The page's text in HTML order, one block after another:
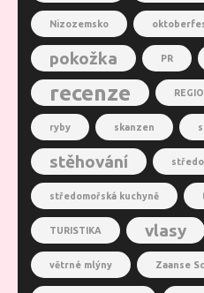
Nizozemsko
pokožka PR
recenze
ryby skanzen
stěhování
středomořská kuchyně
TURISTIKA vlasy
větrné mlýny Zaanse